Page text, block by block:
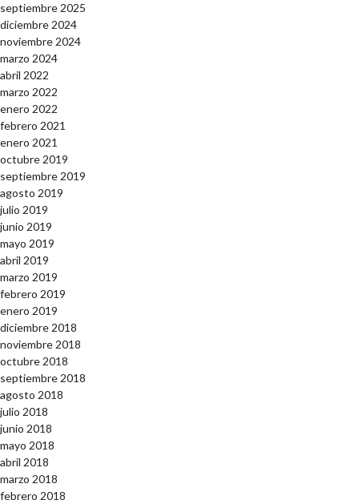
septiembre 2025
diciembre 2024
noviembre 2024
marzo 2024
abril 2022
marzo 2022
enero 2022
febrero 2021
enero 2021
octubre 2019
septiembre 2019
agosto 2019
julio 2019
junio 2019
mayo 2019
abril 2019
marzo 2019
febrero 2019
enero 2019
diciembre 2018
noviembre 2018
octubre 2018
septiembre 2018
agosto 2018
julio 2018
junio 2018
mayo 2018
abril 2018
marzo 2018
febrero 2018